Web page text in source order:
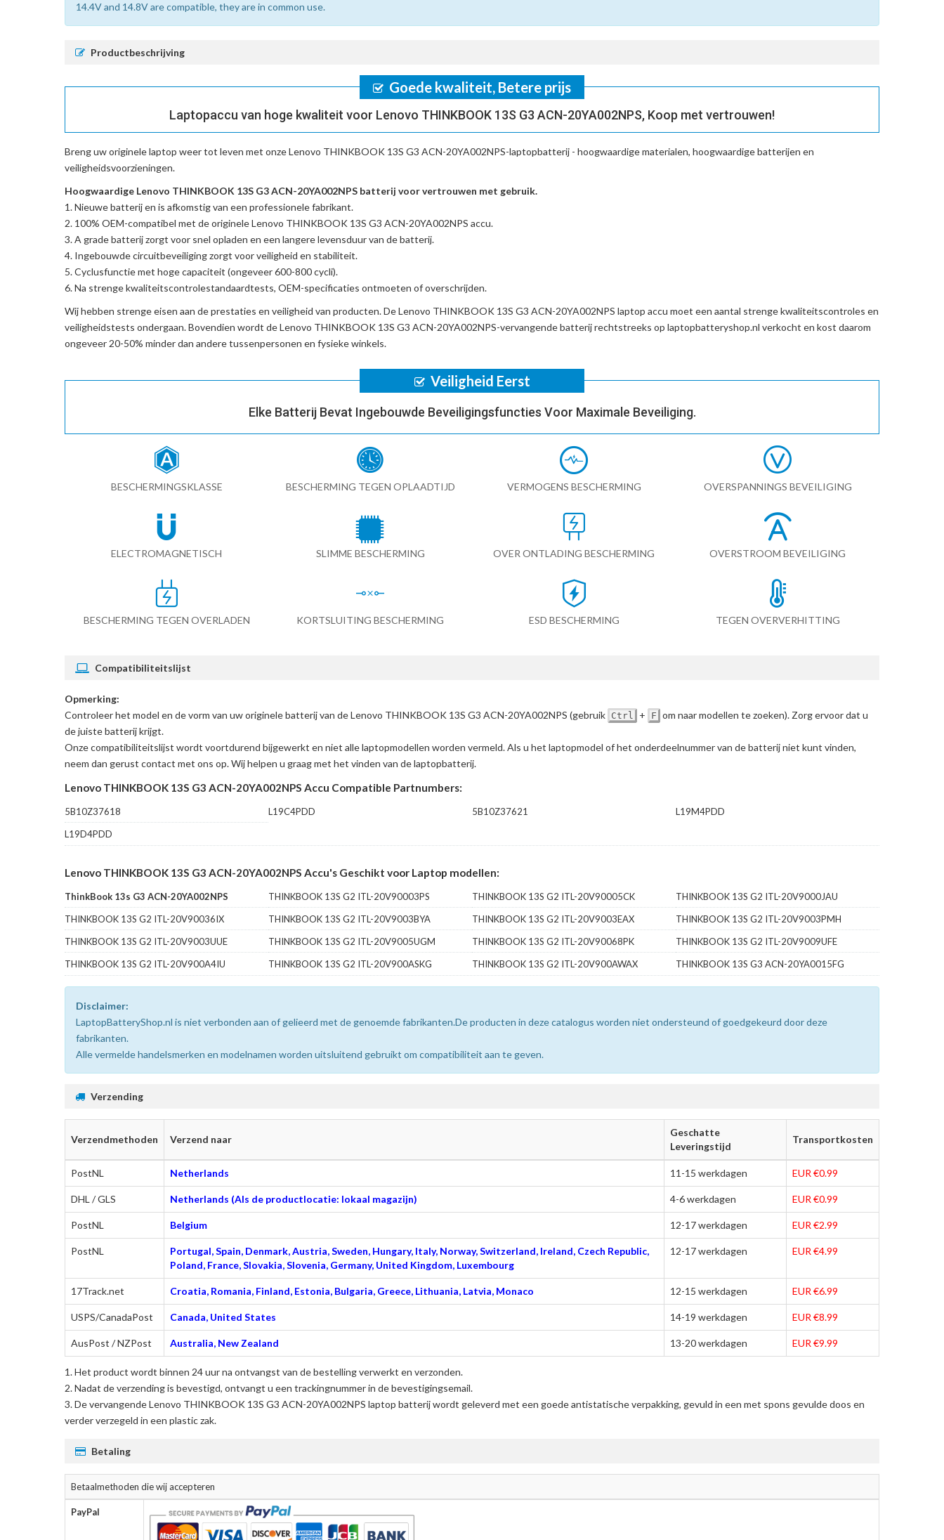
14.4V and 14.8V are compatible, they are in common use.
Productbeschrijving
Goede kwaliteit, Betere prijs
Laptopaccu van hoge kwaliteit voor Lenovo THINKBOOK 13S G3 ACN-20YA002NPS, Koop met vertrouwen!
Breng uw originele laptop weer tot leven met onzeLenovo THINKBOOK 13S G3 ACN-20YA002NPS-laptopbatterij - hoogwaardige materialen, hoogwaardige batterijen en
veiligheidsvoorzieningen.
Hoogwaardige Lenovo THINKBOOK 13S G3 ACN-20YA002NPS batterij voor vertrouwen met gebruik.
Nieuwe batterij en is afkomstig van een professionele fabrikant.
100% OEM-compatibel met deoriginele Lenovo THINKBOOK 13S G3 ACN-20YA002NPS accu.
A grade batterij zorgt voor snel opladen en een langere levensduur van de batterij.
Ingebouwde circuitbeveiliging zorgt voor veiligheid en stabiliteit.
Cyclusfunctie met hoge capaciteit (ongeveer 600-800 cycli).
Na strenge kwaliteitscontrolestandaardtests, OEM-specificaties ontmoeten of overschrijden.
Wij hebben strenge eisen aan de prestaties en veiligheid van producten. DeLenovo THINKBOOK 13S G3 ACN-20YA002NPS laptop accu moet een aantal strenge kwaliteitscontroles en
veiligheidstests ondergaan. Bovendien wordt deLenovo THINKBOOK 13S G3 ACN-20YA002NPS-vervangende batterijrechtstreeks op laptopbatteryshop.nl verkocht en kost daarom
ongeveer 20-50% minder dan andere tussenpersonen en fysieke winkels.
Veiligheid Eerst
Elke Batterij Bevat Ingebouwde Beveiligingsfuncties Voor Maximale Beveiliging.
BESCHERMINGSKLASSE BESCHERMING TEGEN OPLAADTIJD VERMOGENS BESCHERMING OVERSPANNINGS BEVEILIGING
ELECTROMAGNETISCH SLIMME BESCHERMING OVER ONTLADING BESCHERMING OVERSTROOM BEVEILIGING
BESCHERMING TEGEN OVERLADEN KORTSLUITING BESCHERMING ESD BESCHERMING TEGEN OVERVERHITTING
Compatibiliteitslijst
Opmerking:
Controleer het model en de vorm van uw originele batterij van de Lenovo THINKBOOK 13S G3 ACN-20YA002NPS (gebruik Ctrl + F om naar modellen te zoeken). Zorg ervoor dat u
de juiste batterij krijgt.
Onze compatibiliteitslijst wordt voortdurend bijgewerkt en niet alle laptopmodellen worden vermeld. Als u het laptopmodel of het onderdeelnummer van de batterij niet kunt vinden,
neem dan gerust contact met ons op. Wij helpen u graag met het vinden van de laptopbatterij.
Lenovo THINKBOOK 13S G3 ACN-20YA002NPS Accu Compatible Partnumbers:
5B10Z37618 L19C4PDD 5B10Z37621
L19M4PDD
L19D4PDD
Lenovo THINKBOOK 13S G3 ACN-20YA002NPS Accu's Geschikt voor Laptop modellen:
ThinkBook 13s G3 ACN-20YA002NPS THINKBOOK 13S G2 ITL-20V90003PS THINKBOOK 13S G2 ITL-20V90005CK
THINKBOOK 13S G2 ITL-20V9000JAU
THINKBOOK 13S G2 ITL-20V90036IX
THINKBOOK 13S G2 ITL-20V9003BYA THINKBOOK 13S G2 ITL-20V9003EAX
THINKBOOK 13S G2 ITL-20V9003PMH
THINKBOOK 13S G2 ITL-20V9003UUE
THINKBOOK 13S G2 ITL-20V9005UGM THINKBOOK 13S G2 ITL-20V90068PK
THINKBOOK 13S G2 ITL-20V9009UFE
THINKBOOK 13S G2 ITL-20V900A4IU
THINKBOOK 13S G2 ITL-20V900ASKG THINKBOOK 13S G2 ITL-20V900AWAX THINKBOOK 13S G3 ACN-20YA0015FG
Disclaimer:
LaptopBatteryShop.nl is niet verbonden aan of gelieerd met de genoemde fabrikanten.De producten in deze catalogus worden niet ondersteund of goedgekeurd door deze
fabrikanten.
Alle vermelde handelsmerken en modelnamen worden uitsluitend gebruikt om compatibiliteit aan te geven.
Verzending
Verzendmethoden Verzend naar
Geschatte
Leveringstijd
Transportkosten
PostNL Netherlands 11-15 werkdagen EUR €0.99
DHL / GLS Netherlands (Als de productlocatie: lokaal magazijn) 4-6 werkdagen EUR €0.99
PostNL Belgium 12-17 werkdagen EUR €2.99
PostNL
Portugal, Spain, Denmark, Austria, Sweden, Hungary, Italy, Norway, Switzerland, Ireland, Czech Republic,
Poland, France, Slovakia, Slovenia, Germany, United Kingdom, Luxembourg
12-17 werkdagen EUR €4.99
17Track.net Croatia, Romania, Finland, Estonia, Bulgaria, Greece, Lithuania, Latvia, Monaco 12-15 werkdagen EUR €6.99
USPS/CanadaPost Canada, United States 14-19 werkdagen EUR €8.99
AusPost / NZPost Australia, New Zealand 13-20 werkdagen EUR €9.99
Het product wordt binnen 24 uur na ontvangst van de bestelling verwerkt en verzonden.
Nadat de verzending is bevestigd, ontvangt u een trackingnummer in de bevestigingsemail.
Devervangende Lenovo THINKBOOK 13S G3 ACN-20YA002NPS laptop batterijwordt geleverd met een goede antistatische verpakking, gevuld in een met spons gevulde doos en
verder verzegeld in een plastic zak.
Betaling
Betaalmethoden die wij accepteren
PayPal